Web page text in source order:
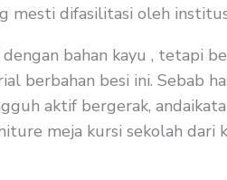
mesti difasilitasi oleh
bahan kayu , tetapi
berbahan besi ini.
aktif bergerak,
meja kursi sekolah